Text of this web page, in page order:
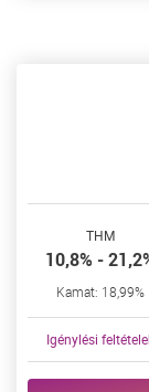
THM
10,8% -
Kamat: 18,99%
Igénylési